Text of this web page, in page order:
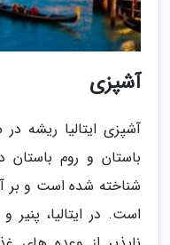
آشپزی
آشپزی ایتالیا ریشه
باستان و روم باستان
شناخته شده است و بر
است. در ایتالیا،